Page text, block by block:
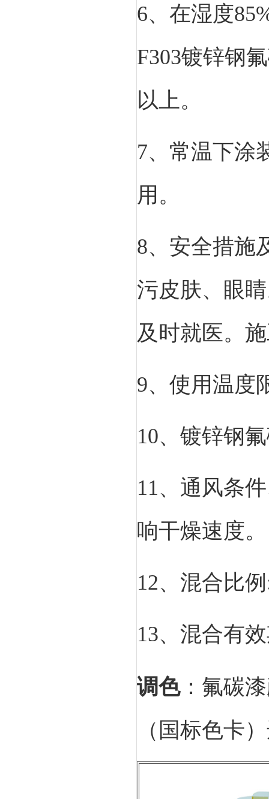
6、在湿度
F303镀锌钢
以上。
7、常温下涂
用。
8、安全措施
污皮肤、眼
及时就医。
9、使用温度
10、镀锌钢
11、通风条
响干燥速度。
12、混合比
13、混合有
调色：氟碳
（国标色卡